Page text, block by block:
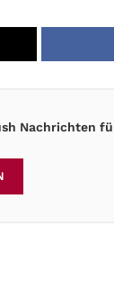
Nachrichten